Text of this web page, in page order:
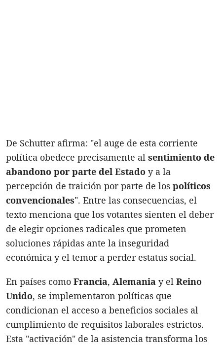
De Schutter afirma: "el auge de esta corriente
política obedece precisamente al sentimiento de
abandono por parte del Estado y a la
percepción de traición por parte de los políticos
convencionales". Entre las consecuencias, el
texto menciona que los votantes sienten el deber
de elegir opciones radicales que prometen
soluciones rápidas ante la inseguridad
económica y el temor a perder estatus social.
En países como Francia, Alemania y el Reino
Unido, se implementaron políticas que
condicionan el acceso a beneficios sociales al
cumplimiento de requisitos laborales estrictos.
Esta "activación" de la asistencia transforma los